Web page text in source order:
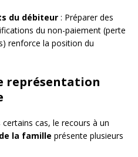
du débiteur : Préparer des
du non-paiement (perte
renforce la position du
représentation
cas, le recours à un
la famille présente plusieurs